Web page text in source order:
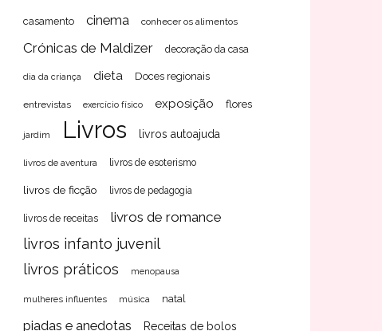
casamento cinema conhecer os alimentos
Crónicas de Maldizer decoração da casa
dia da criança dieta Doces regionais
entrevistas exercício físico exposição flores
jardim Livros livros autoajuda
livros de aventura livros de esoterismo
livros de ficção livros de pedagogia
livros de receitas livros de romance
livros infanto juvenil
livros práticos
menopausa
mulheres influentes música natal
piadas e anedotas Receitas de bolos